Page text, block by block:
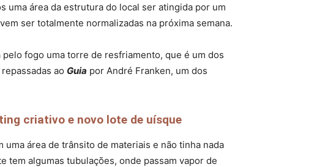
uma área da estrutura do local ser atingida por um
ser totalmente normalizadas na próxima semana.
fogo uma torre de resfriamento, que é um dos
ao Guia por André Franken, um dos
criativo e novo lote de uísque
área de trânsito de materiais e não tinha nada
tem algumas tubulações, onde passam vapor de